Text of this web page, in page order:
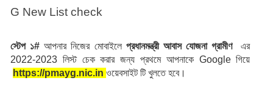
G New List check
স্টেপ ১# আপনার নিজের মোবাইলে প্রধানমন্ত্রী আবাস যোজনা গ্রামীণ
এর
https://pmayg.nic.in ওয়েবসাইট টি খুলতে হবে।